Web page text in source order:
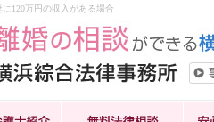
に120万円の収入がある場合